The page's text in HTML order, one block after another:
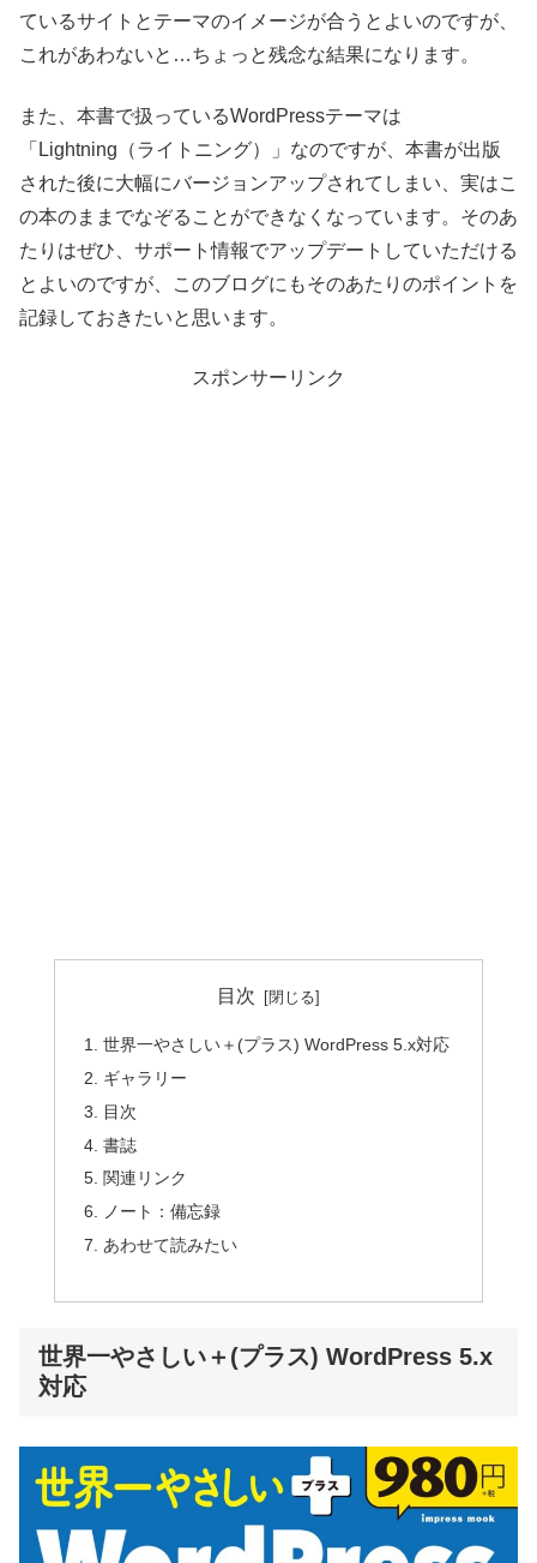
ているサイトとテーマのイメージが合うとよいのですが、
これがあわないと…ちょっと残念な結果になります。
また、本書で扱っているWordPressテーマは
「Lightning（ライトニング）」なのですが、本書が出版
された後に大幅にバージョンアップされてしまい、実はこ
の本のままでなぞることができなくなっています。そのあ
たりはぜひ、サポート情報でアップデートしていただける
とよいのですが、このブログにもそのあたりのポイントを
記録しておきたいと思います。
スポンサーリンク
目次
世界一やさしい＋(プラス) WordPress 5.x対応
ギャラリー
目次
書誌
関連リンク
ノート：備忘録
あわせて読みたい
世界一やさしい＋(プラス) WordPress 5.x
対応